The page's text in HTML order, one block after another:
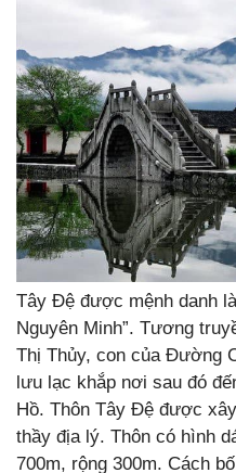
Tây Đệ được mệnh danh
Nguyên Minh”. Tương
Thị Thủy, con của Đường
lưu lạc khắp nơi sau đó
Hồ. Thôn Tây Đệ được
thầy địa lý. Thôn có hình
700m, rộng 300m. Cách